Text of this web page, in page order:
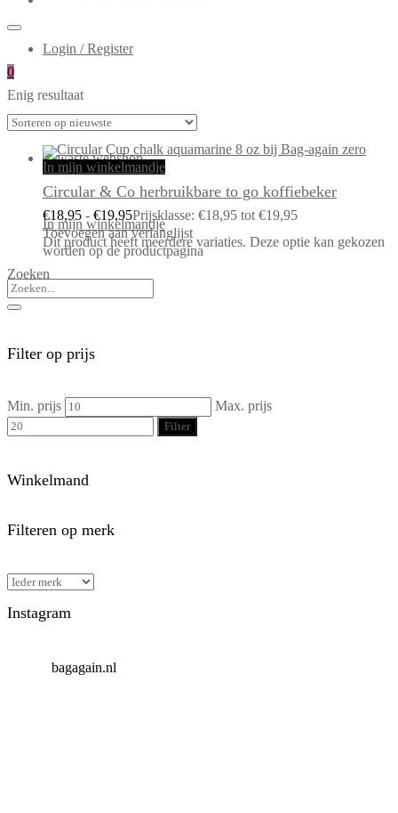
Login / Register
0
Enig resultaat
In mijn winkelmandje
Circular & Co herbruikbare to go koffiebeker
€18,95 - €19,95Prijsklasse: €18,95 tot €19,95
In mijn winkelmandje
Toevoegen aan verlanglijst
Dit product heeft meerdere variaties. Deze optie kan gekozen
worden op de productpagina
Zoeken
Filter op prijs
Min. prijs Max. prijs
Filter
Winkelmand
Filteren op merk
Instagram
bagagain.nl